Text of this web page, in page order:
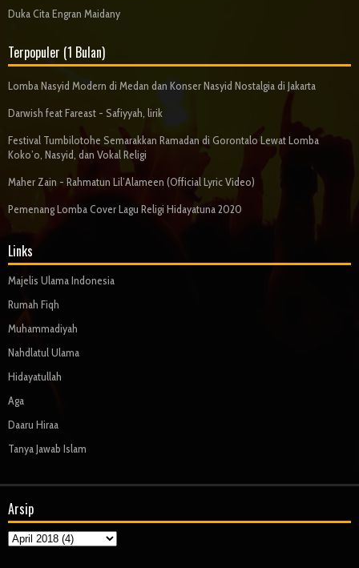
Duka Cita Engran Maidany
Terpopuler (1 Bulan)
Lomba Nasyid Modern di Medan dan Konser Nasyid Nostalgia di Jakarta
Darwish feat Fareast - Safiyyah, lirik
Festival Tumbilotohe Semarakkan Ramadan di Gorontalo Lewat Lomba
Koko’o, Nasyid, dan Vokal Religi
Maher Zain - Rahmatun Lil’Alameen (Official Lyric Video)
Pemenang Lomba Cover Lagu Religi Hidayatuna 2020
Links
Majelis Ulama Indonesia
Rumah Fiqh
Muhammadiyah
Nahdlatul Ulama
Hidayatullah
Aga
Daaru Hiraa
Tanya Jawab Islam
Arsip